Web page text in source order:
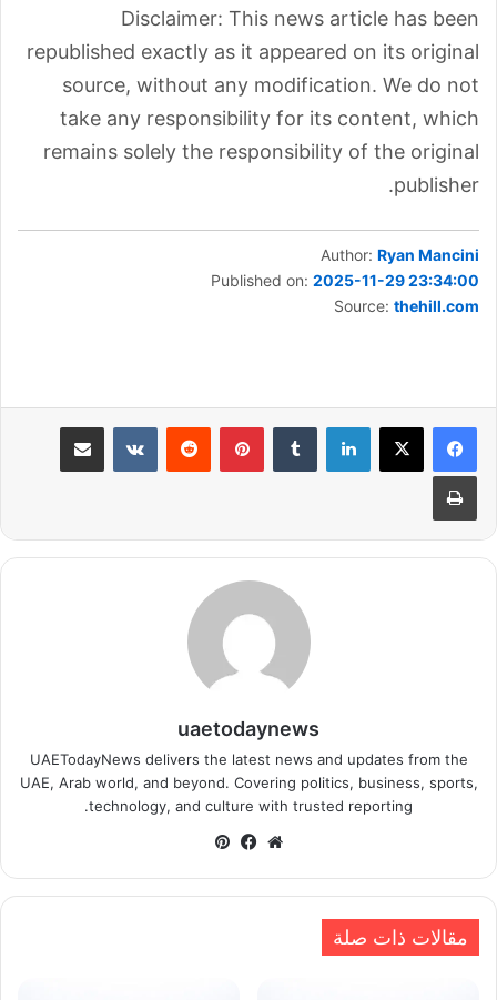
Disclaimer: This news article has been
republished exactly as it appeared on its original
source, without any modification. We do not
take any responsibility for its content, which
remains solely the responsibility of the original
publisher.
Author: Ryan Mancini
Published on: 2025-11-29 23:34:00
Source: thehill.com
لينكدإن بينتيريست مشاركة عبر البريد
طباعة
uaetodaynews
UAETodayNews delivers the latest news and updates from the
UAE, Arab world, and beyond. Covering politics, business, sports,
technology, and culture with trusted reporting.
موقعفيسبوك
مقالات ذات صلة